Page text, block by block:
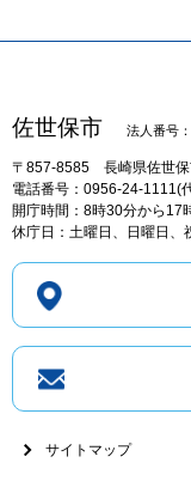
佐世保市 法人番号
〒857-8585 長崎県佐世
電話番号：0956-24-1111(
開庁時間：8時30分から17
休庁日：土曜日、日曜日、
サイトマップ